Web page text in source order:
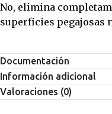
No, elimina
superficies pegajosas
Documentación
Información adicional
Valoraciones (0)